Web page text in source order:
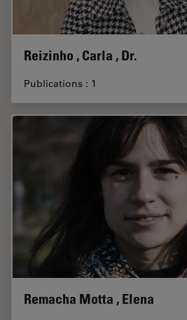
Reizinho , Carla , Dr.
Publications : 1
Remacha Motta , Elena